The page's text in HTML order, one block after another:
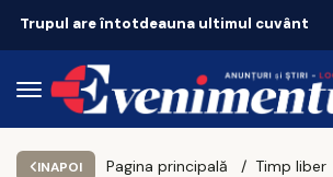
Trupul are întotdeauna ultimul cuvânt
INAPOI Pagina principală Timp liber